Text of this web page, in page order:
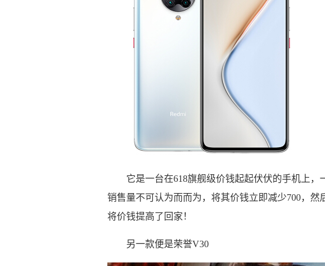
它是一台在618旗舰级价钱起起伏伏的手机上
销售量不可认为而而为，将其价钱立即减少700，
将价钱提高了回家！
另一款便是荣誉V30